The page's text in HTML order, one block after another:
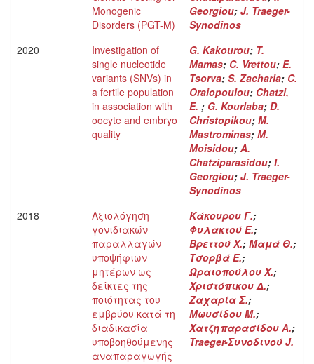
Monogenic
Disorders (PGT-M)
Georgiou; J. Traeger-
Synodinos
2020
Investigation of
single nucleotide
variants (SNVs) in
a fertile population
in association with
oocyte and embryo
quality
G. Kakourou; T.
Mamas; C. Vrettou; E.
Tsorva; S. Zacharia; C.
Oraiopoulou; Chatzi,
E. ; G. Kourlaba; D.
Christopikou; M.
Mastrominas; M.
Moisidou; A.
Chatziparasidou; I.
Georgiou; J. Traeger-
Synodinos
2018
Αξιολόγηση
γονιδιακών
παραλλαγών
υποψήφιων
μητέρων ως
δείκτες της
ποιότητας του
εμβρύου κατά τη
διαδικασία
υποβοηθούμενης
αναπαραγωγής
Κάκουρου Γ.;
Φυλακτού Ε.;
Βρεττού Χ.; Μαμά Θ.;
Τσορβά Ε.;
Ωραιοπούλου Χ.;
Χριστόπικου Δ.;
Ζαχαρία Σ.;
Μωυσίδου Μ.;
Χατζηπαρασίδου Α.;
Traeger-Συνοδινού J.